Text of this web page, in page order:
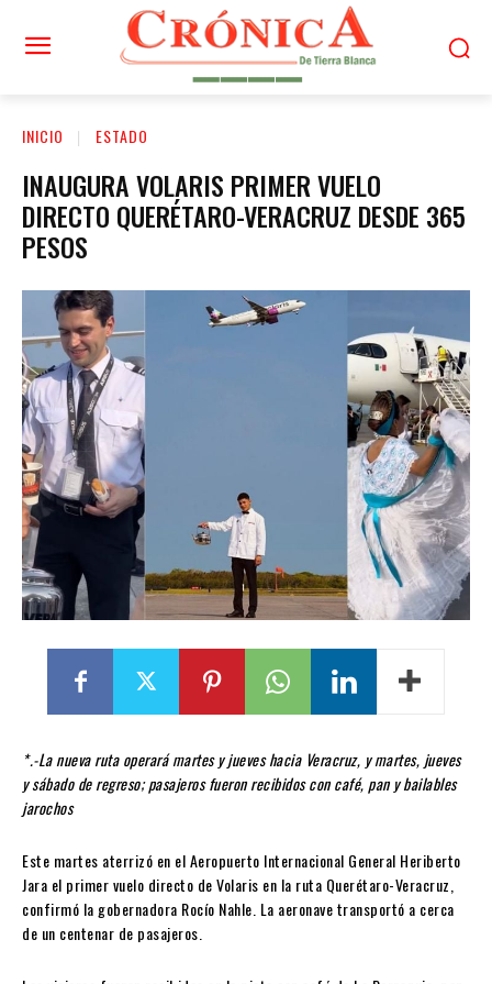
INICIO ESTADO
INAUGURA VOLARIS PRIMER VUELO
DIRECTO QUERÉTARO-VERACRUZ DESDE 365
PESOS
*.-La nueva ruta operará martes y jueves hacia Veracruz, y martes, jueves
y sábado de regreso; pasajeros fueron recibidos con café, pan y bailables
jarochos
Este martes aterrizó en el Aeropuerto Internacional General Heriberto
Jara el primer vuelo directo de Volaris en la ruta Querétaro-Veracruz,
confirmó la gobernadora Rocío Nahle. La aeronave transportó a cerca
de un centenar de pasajeros.